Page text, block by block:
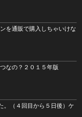
を通販で購入しちゃいけな
なの？２０１５年版
。（４回目から５日後）ケ